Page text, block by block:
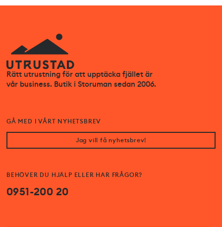
Rätt utrustning för att upptäcka fjället är
vår business. Butik i Storuman sedan 2006.
BEHÖVER DU HJÄLP ELLER HAR FRÅGOR?
0951-200 20
GÅ MED I VÅRT NYHETSBREV
Jag vill få nyhetsbrev!